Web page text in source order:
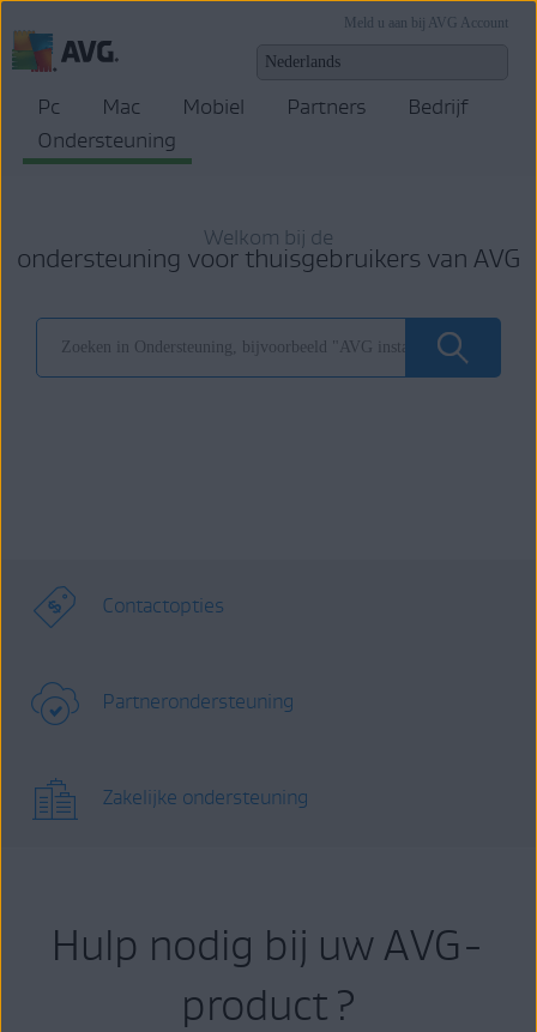
Meld u aan bij AVG Account
Pc Mac Mobiel Partners
Bedrijf
Ondersteuning
Welkom bij de
ondersteuning voor thuisgebruikers van AVG
Contactopties
Partnerondersteuning
Zakelijke ondersteuning
Hulp nodig bij uw AVG-
product ?